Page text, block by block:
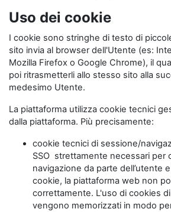
Uso dei cookie
I cookie sono stringhe di testo di
sito invia al browser dell'Utente (es:
Mozilla Firefox o Google Chrome), il
poi ritrasmetterli allo stesso sito alla
medesimo Utente.
La piattaforma utilizza cookie tecnici
dalla piattaforma. Più precisamente:
cookie tecnici di sessione/
SSO strettamente necessari per
navigazione da parte dell’utente
cookie, la piattaforma web non
correttamente. L'uso di cookies
vengono memorizzati in modo